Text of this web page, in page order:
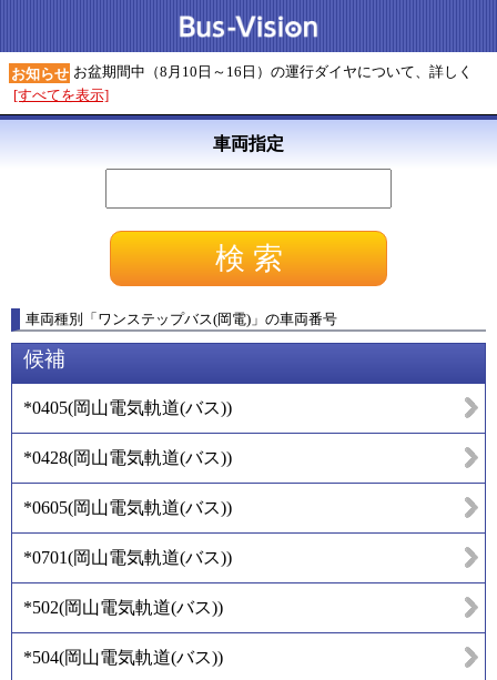
お知らせ お盆期間中（8月10日～16日）の運行ダイヤについて、詳しく
[すべてを表示]
車両指定
車両種別 「ワンステップバス(岡電) 」 の車両番号
候補
*0405(岡山電気軌道(バス))
*0428(岡山電気軌道(バス))
*0605(岡山電気軌道(バス))
*0701(岡山電気軌道(バス))
*502(岡山電気軌道(バス))
*504(岡山電気軌道(バス))